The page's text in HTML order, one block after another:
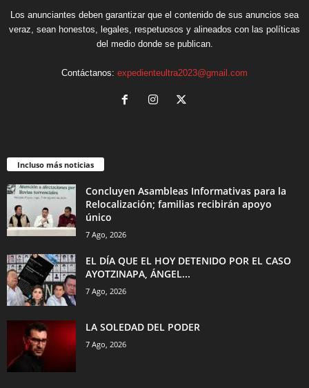
Los anunciantes deben garantizar que el contenido de sus anuncios sea
veraz, sean honestos, legales, respetuosos y alineados con las políticas
del medio donde se publican.
Contáctanos: expedienteultra2023@gmail.com
Incluso más noticias
Concluyen Asambleas Informativas para la
Relocalización; familias recibirán apoyo
único
7 Ago, 2026
EL DÍA QUE EL HOY DETENIDO POR EL CASO
AYOTZINAPA, ÁNGEL...
7 Ago, 2026
LA SOLEDAD DEL PODER
7 Ago, 2026